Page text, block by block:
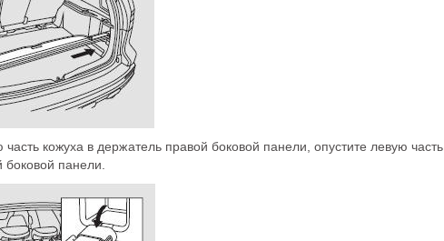
часть кожуха в держатель правой боковой панели, опустите левую часть
боковой панели.